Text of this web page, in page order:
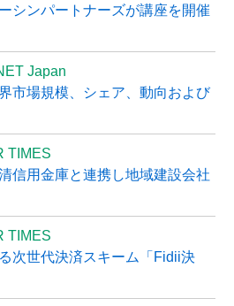
シンパートナーズが講座を開催
Japan
市場規模、シェア、動向および
TIMES
信用金庫と連携し地域建設会社
TIMES
次世代決済スキーム「Fidii決